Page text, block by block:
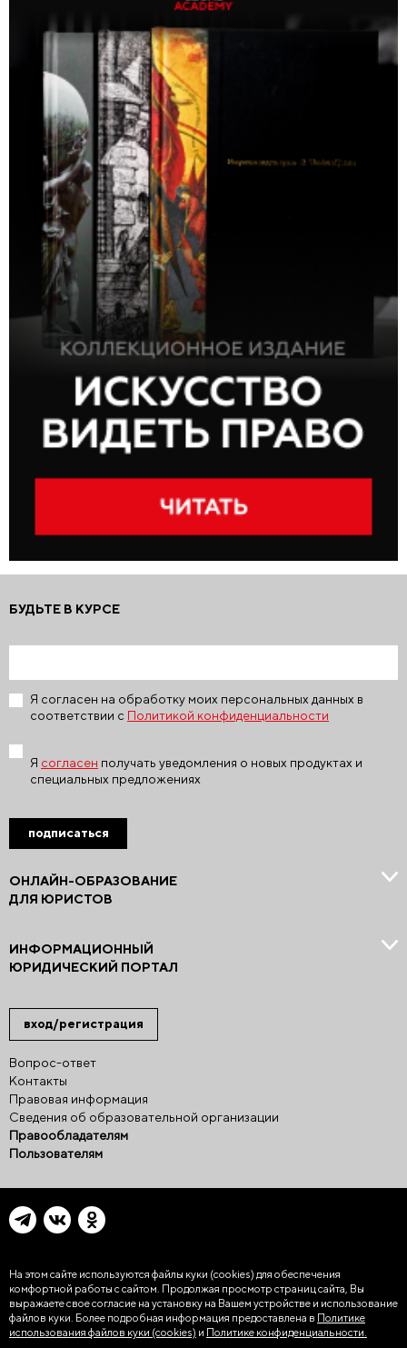
вход/регистрация
Вопрос-ответ
Контакты
Правовая информация
Сведения об образовательной организации
Правообладателям
Пользователям
ОНЛАЙН-ОБРАЗОВАНИЕ
ДЛЯ ЮРИСТОВ
ИНФОРМАЦИОННЫЙ
ЮРИДИЧЕСКИЙ ПОРТАЛ
БУДЬТЕ В КУРСЕ
Я согласен на обработку моих персональных данных в
соответствии с Политикой конфиденциальности
Я согласен получать уведомления о новых продуктах и
специальных предложениях
подписаться
На этом сайте используются файлы куки (cookies) для обеспечения
комфортной работы с сайтом. Продолжая просмотр страниц сайта, Вы
выражаете свое согласие на установку на Вашем устройстве и использование
файлов куки. Более подробная информация предоставлена в Политике
использования файлов куки (cookies) и Политике конфиденциальности.